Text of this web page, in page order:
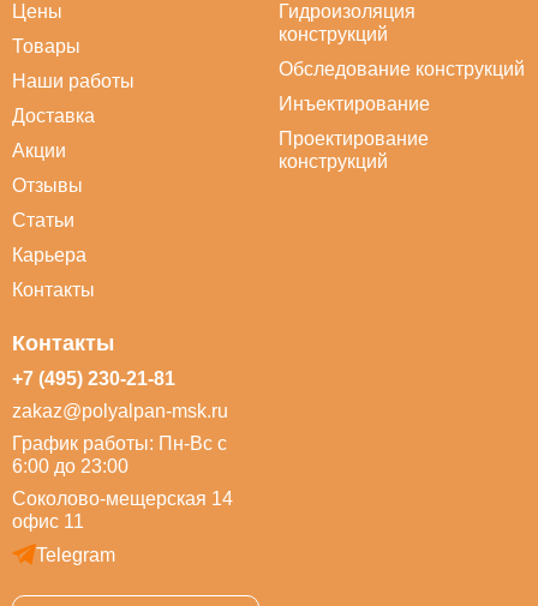
Цены
Товары
Наши работы
Доставка
Акции
Отзывы
Статьи
Карьера
Контакты
Гидроизоляция
конструкций
Обследование конструкций
Инъектирование
Проектирование
конструкций
Контакты
+7 (495) 230-21-81
zakaz@polyalpan-msk.ru
График работы: Пн-Вс с
6:00 до 23:00
Соколово-мещерская 14
офис 11
Telegram